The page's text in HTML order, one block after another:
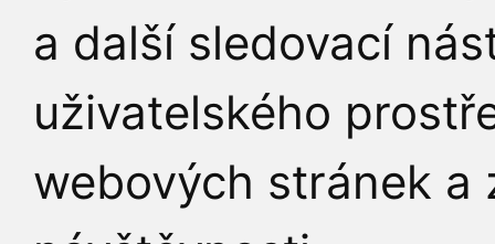
a další sledovací
uživatelského
webových stránek a